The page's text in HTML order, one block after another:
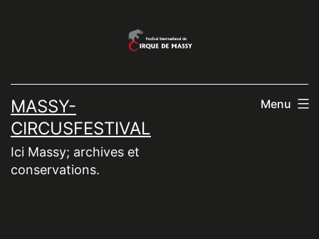
MASSY-
CIRCUSFESTIVAL
Ici Massy; archives et
conservations.
Menu